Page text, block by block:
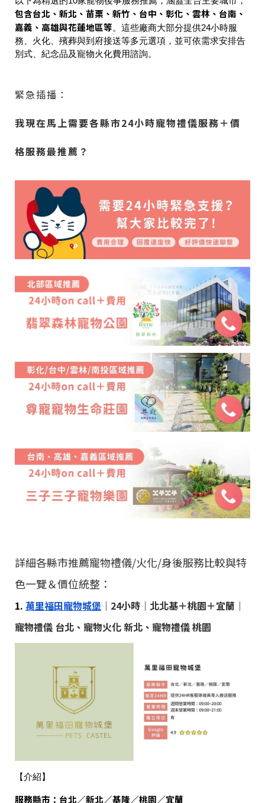
包含台北、新北、苗栗、新竹、台中、彰化、雲林、台南、
嘉義、高雄與花蓮地區等。這些廠商大部分提供24小時服
務、火化、殯葬與到府接送等多元選項，並可依需求安排告
別式、紀念品及寵物火化費用諮詢。
緊急插播：
我現在馬上需要各縣市24小時寵物禮儀服務＋價
格服務最推薦？
詳細各縣市推薦寵物禮儀/火化/身後服務比較與特
色一覽＆價位統整：
1. 萬里福田寵物城堡 ｜24小時｜北北基＋桃園＋宜蘭｜
寵物禮儀 台北、寵物火化 新北、寵物禮儀 桃園
【介紹】
服務縣市： 台北／新北／基隆／桃園／宜蘭